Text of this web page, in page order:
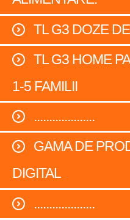
TL G3 DOZE
TL G3 HOME
1-5 FAMILII
....................
GAMA DE
DIGITAL
....................